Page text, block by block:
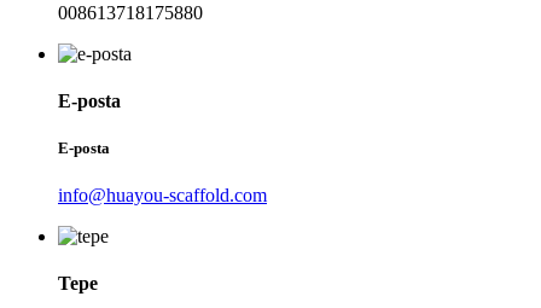
008613718175880
E-posta
E-posta
info@huayou-scaffold.com
Tepe